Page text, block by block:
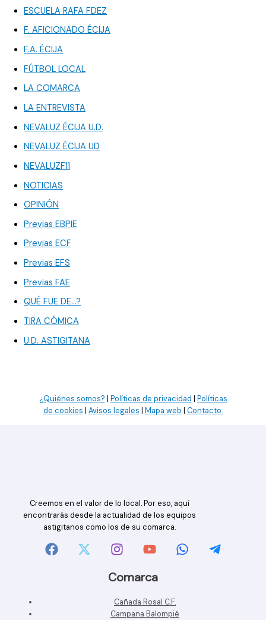
ESCUELA RAFA FDEZ
F. AFICIONADO ÉCIJA
F.A. ÉCIJA
FÚTBOL LOCAL
LA COMARCA
LA ENTREVISTA
NEVALUZ ÉCIJA U.D.
NEVALUZ ÉCIJA UD
NEVALUZF11
NOTICIAS
OPINIÓN
Previas EBPIE
Previas ECF
Previas EFS
Previas FAE
QUÉ FUE DE…?
TIRA CÓMICA
U.D. ASTIGITANA
¿Quiénes somos? | Políticas de privacidad | Políticas
de cookies | Avisos legales | Mapa web | Contacto
Creemos en el valor de lo local. Por eso, aquí
encontrarás desde la actualidad de los equipos
astigitanos como los de su comarca.
Comarca
Cañada Rosal C.F.
Campana Balompié